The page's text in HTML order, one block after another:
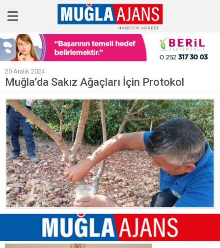
Ana Sayfa
Tüm Haberler
Köşe Yazıları
Sağlık
Magazin
Künye
20 Aralık 2024
Muğla’da Sakız Ağaçları İçin Protokol